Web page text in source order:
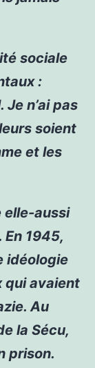
sociale
:
n’ai pas
soient
et les
elle-aussi
1945,
idéologie
qui avaient
Au
la Sécu,
prison.